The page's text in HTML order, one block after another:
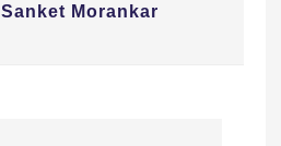
Sanket Morankar